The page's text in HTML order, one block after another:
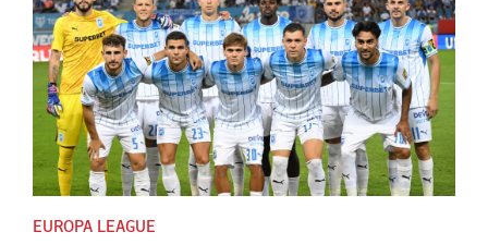
EUROPA LEAGUE